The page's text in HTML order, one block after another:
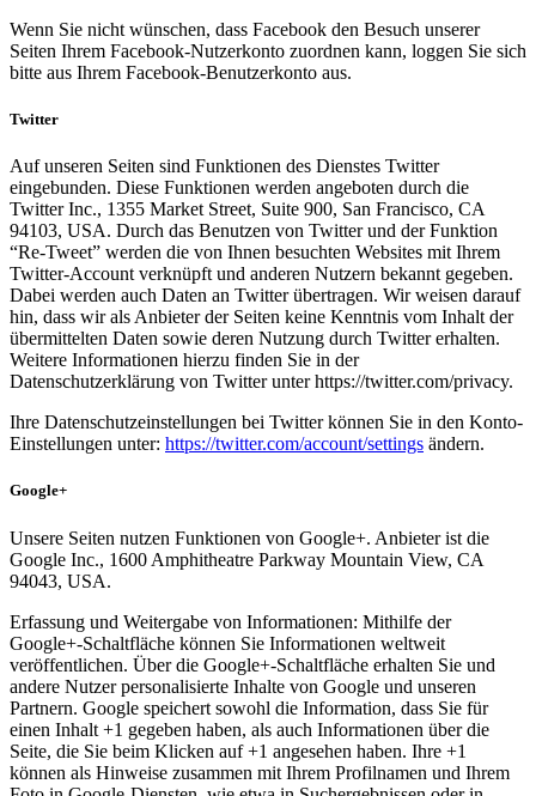
Wenn Sie nicht wünschen, dass Facebook den Besuch unserer
Seiten Ihrem Facebook-Nutzerkonto zuordnen kann, loggen Sie sich
bitte aus Ihrem Facebook-Benutzerkonto aus.
Twitter
Auf unseren Seiten sind Funktionen des Dienstes Twitter
eingebunden. Diese Funktionen werden angeboten durch die
Twitter Inc., 1355 Market Street, Suite 900, San Francisco, CA
94103, USA. Durch das Benutzen von Twitter und der Funktion
“Re-Tweet” werden die von Ihnen besuchten Websites mit Ihrem
Twitter-Account verknüpft und anderen Nutzern bekannt gegeben.
Dabei werden auch Daten an Twitter übertragen. Wir weisen darauf
hin, dass wir als Anbieter der Seiten keine Kenntnis vom Inhalt der
übermittelten Daten sowie deren Nutzung durch Twitter erhalten.
Weitere Informationen hierzu finden Sie in der
Datenschutzerklärung von Twitter unter https://twitter.com/privacy.
Ihre Datenschutzeinstellungen bei Twitter können Sie in den Konto-
Einstellungen unter: https://twitter.com/account/settings ändern.
Google+
Unsere Seiten nutzen Funktionen von Google+. Anbieter ist die
Google Inc., 1600 Amphitheatre Parkway Mountain View, CA
94043, USA.
Erfassung und Weitergabe von Informationen: Mithilfe der
Google+-Schaltfläche können Sie Informationen weltweit
veröffentlichen. Über die Google+-Schaltfläche erhalten Sie und
andere Nutzer personalisierte Inhalte von Google und unseren
Partnern. Google speichert sowohl die Information, dass Sie für
einen Inhalt +1 gegeben haben, als auch Informationen über die
Seite, die Sie beim Klicken auf +1 angesehen haben. Ihre +1
können als Hinweise zusammen mit Ihrem Profilnamen und Ihrem